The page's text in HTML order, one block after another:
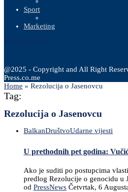
Sport
Marketing
@2025 - Copyright and All Right
Press.co.me
Home » Rezolucija o Jasenovcu
Tag:
Rezolucija o Jasenovcu
BalkanDruštvoUdarne vijesti
U prethodnih pet godina:
Ako je suditi po postupcima
predlog Rezolucije o genocidu u
od PressNews Četvrtak, 6